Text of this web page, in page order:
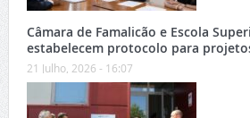
Câmara de Famalicão e Escola
estabelecem protocolo para
21 Julho, 2026 - 16:07